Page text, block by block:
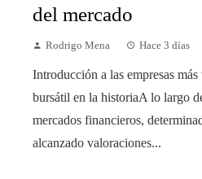
del mercado
Rodrigo Mena Hace 3 días
Introducción a las empresas
bursátil en la historiaA lo largo
mercados financieros,
alcanzado valoraciones...